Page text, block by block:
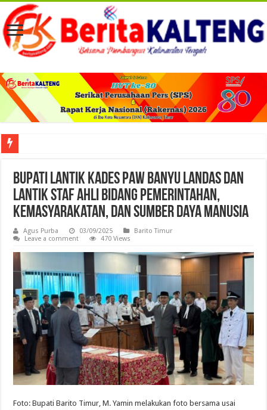
Bupati Lantik Kades PAW Banyu Landas dan
Lantik Staf Ahli Bidang Pemerintahan,
Kemasyarakatan, dan Sumber Daya Manusia
Agus Purba 03/09/2025
Barito Timur
Leave a comment
470 Views
Foto: Bupati Barito Timur, M. Yamin melakukan foto bersama usai